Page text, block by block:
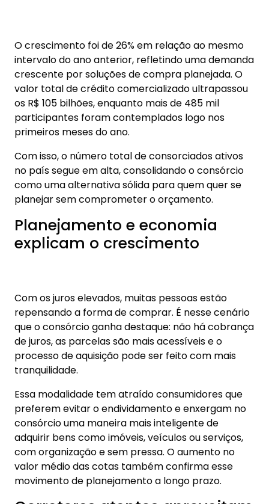
O crescimento foi de 26% em relação ao mesmo
intervalo do ano anterior, refletindo uma demanda
crescente por soluções de compra planejada. O
valor total de crédito comercializado ultrapassou
os R$ 105 bilhões, enquanto mais de 485 mil
participantes foram contemplados logo nos
primeiros meses do ano.
Com isso, o número total de consorciados ativos
no país segue em alta, consolidando o consórcio
como uma alternativa sólida para quem quer se
planejar sem comprometer o orçamento.
Planejamento e economia
explicam o crescimento
Com os juros elevados, muitas pessoas estão
repensando a forma de comprar. É nesse cenário
que o consórcio ganha destaque: não há cobrança
de juros, as parcelas são mais acessíveis e o
processo de aquisição pode ser feito com mais
tranquilidade.
Essa modalidade tem atraído consumidores que
preferem evitar o endividamento e enxergam no
consórcio uma maneira mais inteligente de
adquirir bens como imóveis, veículos ou serviços,
com organização e sem pressa. O aumento no
valor médio das cotas também confirma esse
movimento de planejamento a longo prazo.